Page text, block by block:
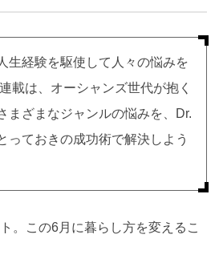
生経験を駆使して人々の悩みを
載は、オーシャンズ世代が抱く
まざまなジャンルの悩みを、Dr.
っておきの成功術で解決しよう
。この6月に暮らし方を変えるこ